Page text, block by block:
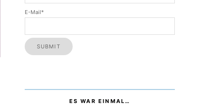
E-Mail*
ES WAR EINMAL…